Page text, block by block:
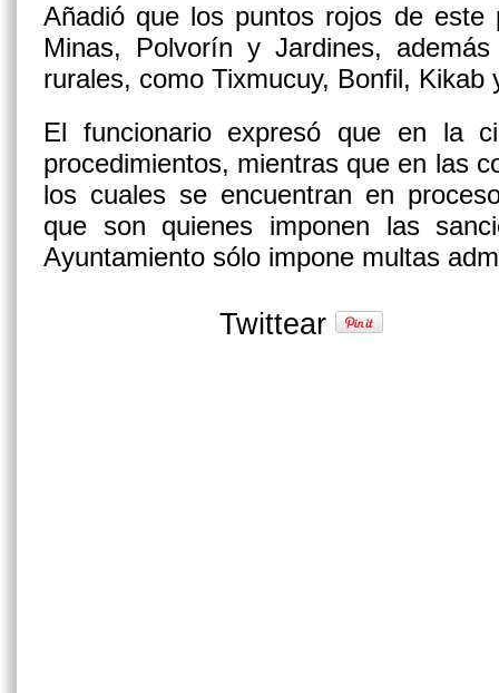
Añadió que los puntos rojos de este
Minas, Polvorín y Jardines,
rurales, como Tixmucuy, Bonfil, Kikab
El funcionario expresó que en la
procedimientos, mientras que en las
los cuales se encuentran en
que son quienes imponen las
Ayuntamiento sólo impone multas
Twittear